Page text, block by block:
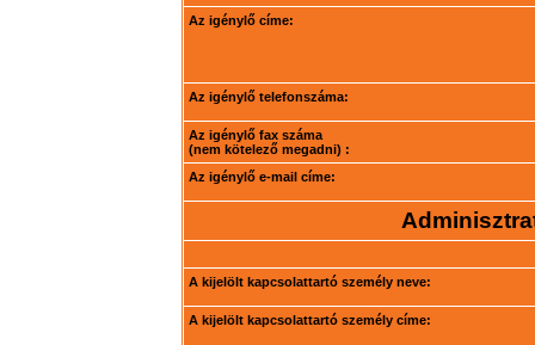
Az igénylő címe:
Az igénylő telefonszáma:
Az igénylő fax száma
(nem kötelező megadni) :
Az igénylő e-mail címe:
A kijelölt kapcsolattartó személy neve:
A kijelölt kapcsolattartó személy címe: